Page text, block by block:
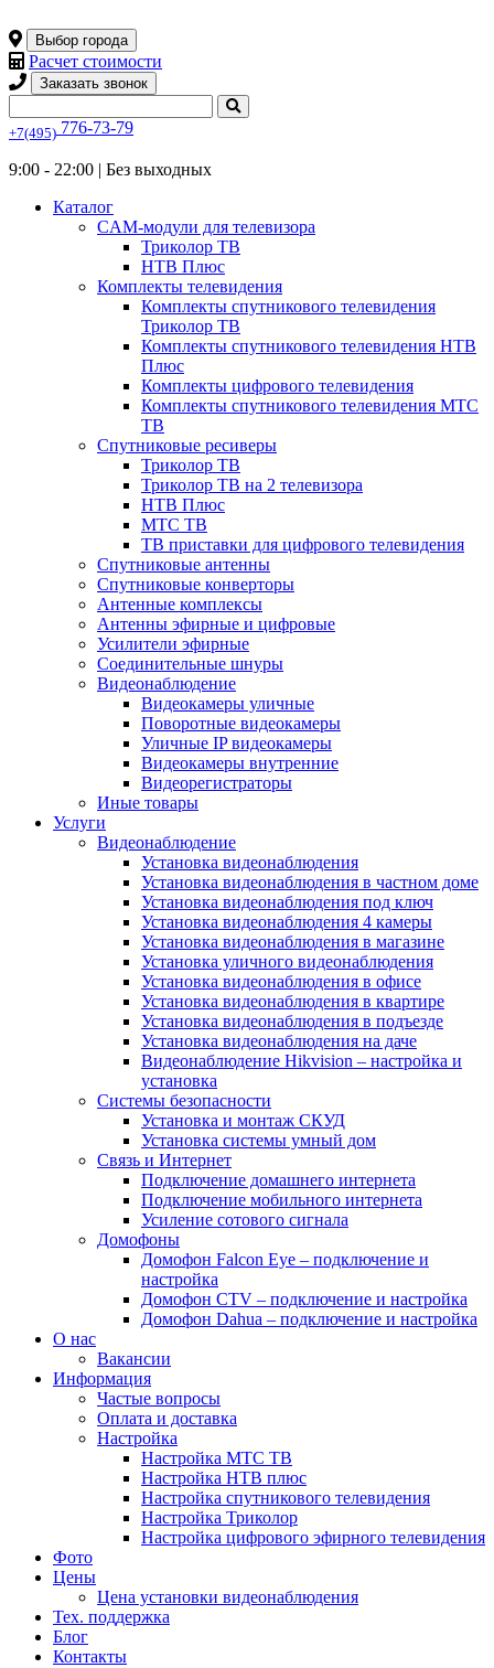
Выбор города
Расчет стоимости
Заказать звонок
+7(495) 776-73-79
9:00 - 22:00 | Без выходных
Каталог
CAM-модули для телевизора
Триколор ТВ
НТВ Плюс
Комплекты телевидения
Комплекты спутникового телевидения
Триколор ТВ
Комплекты спутникового телевидения НТВ
Плюс
Комплекты цифрового телевидения
Комплекты спутникового телевидения МТС
ТВ
Спутниковые ресиверы
Триколор ТВ
Триколор ТВ на 2 телевизора
НТВ Плюс
МТС ТВ
ТВ приставки для цифрового телевидения
Спутниковые антенны
Спутниковые конверторы
Антенные комплексы
Антенны эфирные и цифровые
Усилители эфирные
Соединительные шнуры
Видеонаблюдение
Видеокамеры уличные
Поворотные видеокамеры
Уличные IP видеокамеры
Видеокамеры внутренние
Видеорегистраторы
Иные товары
Услуги
Видеонаблюдение
Установка видеонаблюдения
Установка видеонаблюдения в частном доме
Установка видеонаблюдения под ключ
Установка видеонаблюдения 4 камеры
Установка видеонаблюдения в магазине
Установка уличного видеонаблюдения
Установка видеонаблюдения в офисе
Установка видеонаблюдения в квартире
Установка видеонаблюдения в подъезде
Установка видеонаблюдения на даче
Видеонаблюдение Hikvision – настройка и
установка
Системы безопасности
Установка и монтаж СКУД
Установка системы умный дом
Связь и Интернет
Подключение домашнего интернета
Подключение мобильного интернета
Усиление сотового сигнала
Домофоны
Домофон Falcon Eye – подключение и
настройка
Домофон CTV – подключение и настройка
Домофон Dahua – подключение и настройка
О нас
Вакансии
Информация
Частые вопросы
Оплата и доставка
Настройка
Настройка МТС ТВ
Настройка НТВ плюс
Настройка спутникового телевидения
Настройка Триколор
Настройка цифрового эфирного телевидения
Фото
Цены
Цена установки видеонаблюдения
Тех. поддержка
Блог
Контакты